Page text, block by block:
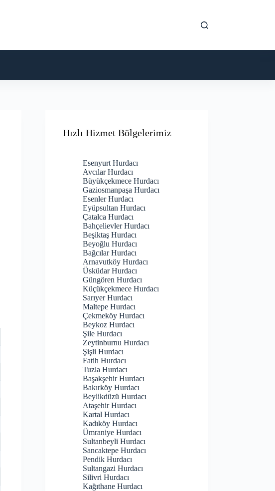
Hızlı Hizmet Bölgelerimiz
Esenyurt Hurdacı
Avcılar Hurdacı
Büyükçekmece Hurdacı
Gaziosmanpaşa Hurdacı
Esenler Hurdacı
Eyüpsultan Hurdacı
Çatalca Hurdacı
Bahçelievler Hurdacı
Beşiktaş Hurdacı
Beyoğlu Hurdacı
Bağcılar Hurdacı
Arnavutköy Hurdacı
Üsküdar Hurdacı
Güngören Hurdacı
Küçükçekmece Hurdacı
Sarıyer Hurdacı
Maltepe Hurdacı
Çekmeköy Hurdacı
Beykoz Hurdacı
Şile Hurdacı
Zeytinburnu Hurdacı
Şişli Hurdacı
Fatih Hurdacı
Tuzla Hurdacı
Başakşehir Hurdacı
Bakırköy Hurdacı
Beylikdüzü Hurdacı
Ataşehir Hurdacı
Kartal Hurdacı
Kadıköy Hurdacı
Ümraniye Hurdacı
Sultanbeyli Hurdacı
Sancaktepe Hurdacı
Pendik Hurdacı
Sultangazi Hurdacı
Silivri Hurdacı
Kağıthane Hurdacı